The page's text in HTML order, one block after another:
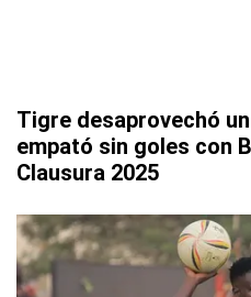
Tigre desaprovechó
empató sin goles con
Clausura 2025